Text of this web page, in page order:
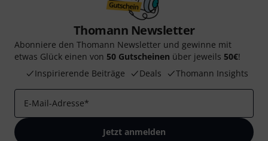
Thomann Newsletter
Abonniere den Thomann Newsletter und gewinne mit
etwas Glück einen von 50 Gutscheinen über jeweils 50€!
Inspirierende Beiträge
Deals Thomann Insights
E-Mail-Adresse*
Jetzt anmelden